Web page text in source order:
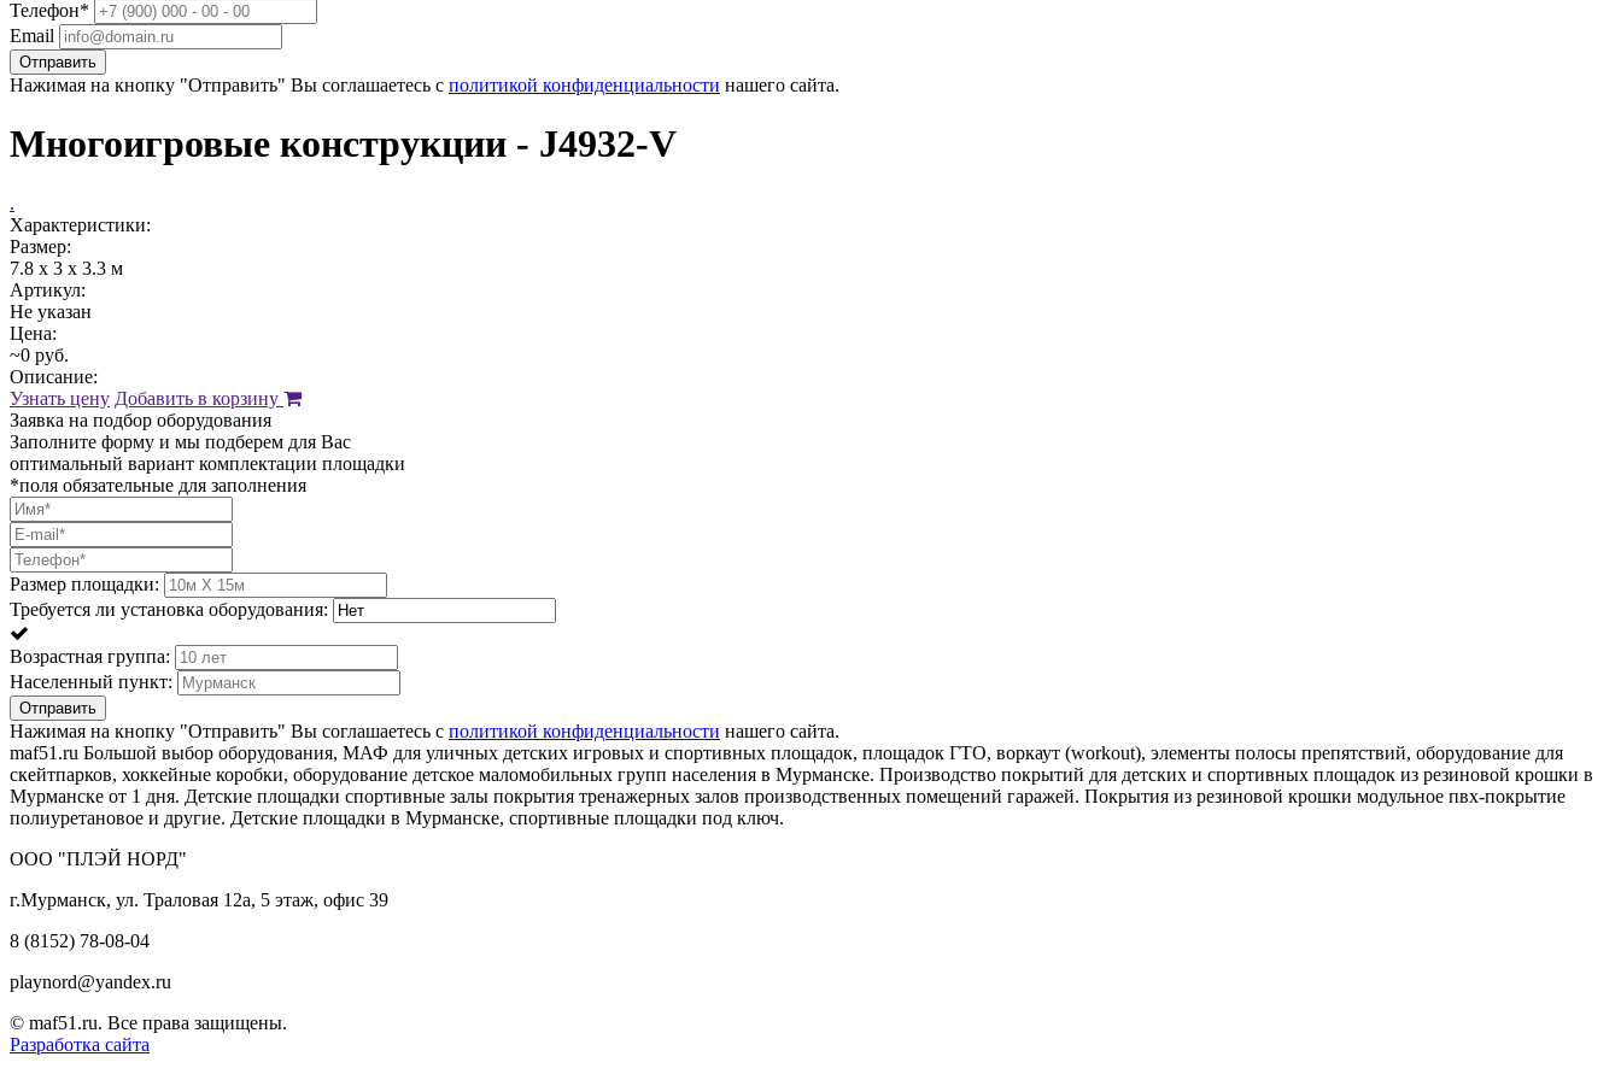
Телефон*
Email
Отправить
Нажимая на кнопку "Отправить" Вы соглашаетесь с политикой конфиденциальности нашего сайта.
Многоигровые конструкции - J4932-V
.
Характеристики:
Размер:
7.8 x 3 х 3.3 м
Артикул:
Не указан
Цена:
~0 руб.
Описание:
Узнать цену Добавить в корзину
Заявка на подбор оборудования
Заполните форму и мы подберем для Вас
оптимальный вариант комплектации площадки
*поля обязательные для заполнения
Размер площадки:
Требуется ли установка оборудования:
Возрастная группа:
Населенный пункт:
Отправить
Нажимая на кнопку "Отправить" Вы соглашаетесь с политикой конфиденциальности нашего сайта.
maf51.ru Большой выбор оборудования, МАФ для уличных детских игровых и спортивных площадок, площадок ГТО, воркаут (workout), элементы полосы препятствий, оборудование для
скейтпарков, хоккейные коробки, оборудование детское маломобильных групп населения в Мурманске. Производство покрытий для детских и спортивных площадок из резиновой крошки в
Мурманске от 1 дня. Детские площадки спортивные залы покрытия тренажерных залов производственных помещений гаражей. Покрытия из резиновой крошки модульное пвх-покрытие
полиуретановое и другие. Детские площадки в Мурманске, спортивные площадки под ключ.
ООО "ПЛЭЙ НОРД"
г.Мурманск, ул. Траловая 12а, 5 этаж, офис 39
8 (8152) 78-08-04
playnord@yandex.ru
© maf51.ru. Все права защищены.
Разработка сайта